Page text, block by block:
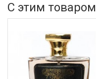
С этим